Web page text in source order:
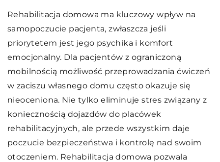
Rehabilitacja domowa ma kluczowy wpływ na
samopoczucie pacjenta, zwłaszcza jeśli
priorytetem jest jego psychika i komfort
emocjonalny. Dla pacjentów z ograniczoną
mobilnością możliwość przeprowadzania ćwiczeń
w zaciszu własnego domu często okazuje się
nieoceniona. Nie tylko eliminuje stres związany z
koniecznością dojazdów do placówek
rehabilitacyjnych, ale przede wszystkim daje
poczucie bezpieczeństwa i kontrolę nad swoim
otoczeniem. Rehabilitacja domowa pozwala